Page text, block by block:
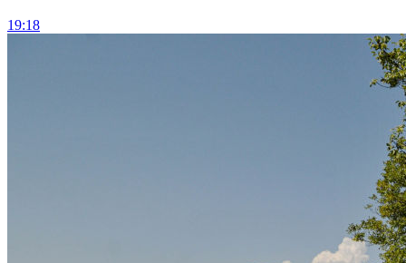
19:18